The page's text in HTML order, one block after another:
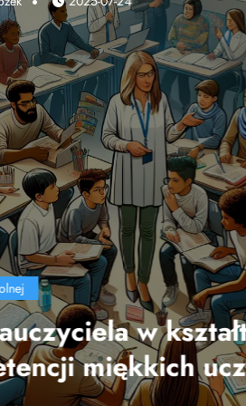
edukacji szkolnej
Wpływ
nauczania